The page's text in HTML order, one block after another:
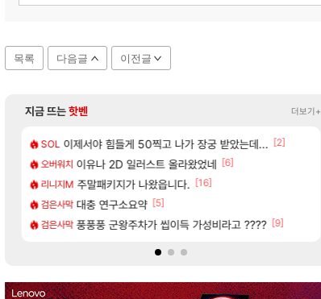
목록 다음글 이전글
지금 뜨는핫벤 더보기+
SOL 이제서야 힘들게 50찍고 나가 장궁 받았는데... [2]
오버워치 이유나 2D 일러스트 올라왔었네 [6]
리니지M 주말패키지가 나왔읍니다. [16]
검은사막 대충 연구소요약 [5]
검은사막 풍풍풍 군왕주차가 씹이득 가성비라고 ???? [9]
비스트 모든 엘리트 골렘 위치 공략 (30개) - 방랑 결투가
아스오라 카가미하라 하루 성우 정보 및 주요 필모
비스트 모든 요리/작물 책 획득 위치 공략 (36개) - 미식가 도전과제
여행 선녀바위해수욕장
PV 라스트 에포크 시즌5 - 서리화신의 분노 티저